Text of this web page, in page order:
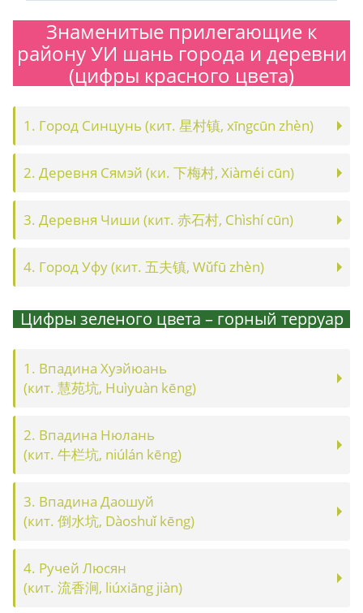
Знаменитые прилегающие к
району УИ шань города и деревни
(цифры красного цвета)
1. Город Синцунь (кит. 星村镇, xīngcūn zhèn)
2. Деревня Сямэй (ки. 下梅村, Xiàméi cūn)
3. Деревня Чиши (кит. 赤石村, Chìshí cūn)
4. Город Уфу (кит. 五夫镇, Wǔfū zhèn)
Цифры зеленого цвета – горный терруар
1. Впадина Хуэйюань
(кит. 慧苑坑, Huìyuàn kēng)
2. Впадина Нюлань
(кит. 牛栏坑, niúlán kēng)
3. Впадина Даошуй
(кит. 倒水坑, Dàoshuǐ kēng)
4. Ручей Люсян
(кит. 流香涧, liúxiāng jiàn)